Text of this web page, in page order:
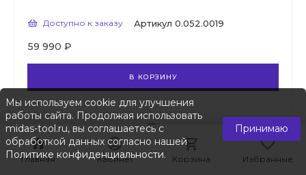
Главная Кабинет Корзина Избранные
Главная Кабинет Корзина Избранные
Доступно к заказу Артикул 0.052.0019
59 990 ₽
В КОРЗИНУ
Мы используем cookie для улучшения
работы сайта. Продолжая использовать
midas-tool.ru, вы соглашаетесь с
обработкой данных согласно нашей
Политике конфиденциальности.
Принимаю